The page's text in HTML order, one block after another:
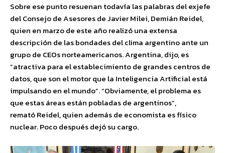
Sobre ese punto resuenan todavía las palabras del exjefe
del Consejo de Asesores de Javier Milei, Demián Reidel,
quien en marzo de este año realizó una extensa
descripción de las bondades del clima argentino ante un
grupo de CEOs norteamericanos. Argentina, dijo, es
“atractiva para el establecimiento de grandes centros de
datos, que son el motor que la Inteligencia Artificial está
impulsando en el mundo”. “Obviamente, el problema es
que estas áreas están pobladas de argentinos”,
remató Reidel, quien además de economista es físico
nuclear. Poco después dejó su cargo.